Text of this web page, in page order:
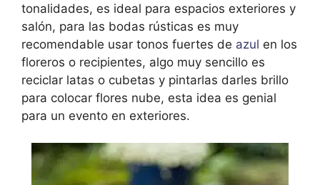
tonalidades, es ideal para espacios exteriores y
salón, para las bodas rústicas es muy
recomendable usar tonos fuertes de azul en los
floreros o recipientes, algo muy sencillo es
reciclar latas o cubetas y pintarlas darles brillo
para colocar flores nube, esta idea es genial
para un evento en exteriores.